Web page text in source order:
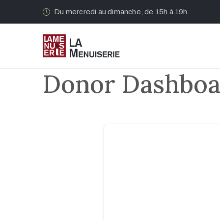
Du mercredi au dimanche, de 15h à 19h
Donor